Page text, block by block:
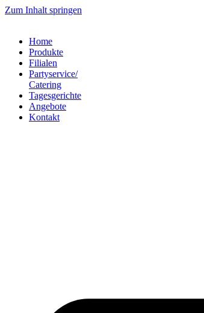
Zum Inhalt springen
Home
Produkte
Filialen
Partyservice/
Catering
Tagesgerichte
Angebote
Kontakt